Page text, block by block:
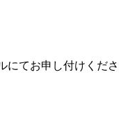
にてお申し付けくださ